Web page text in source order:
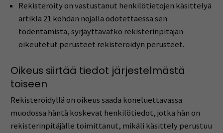
Rekisteröity on vastustanut henkilötietojen käsittelyä
artikla 21 kohdan nojalla odotettaessa sen
todentamista, syrjäyttävätkö rekisterinpitäjän
oikeutetut perusteet rekisteröidyn perusteet.
Oikeus siirtää tiedot järjestelmästä
toiseen
Rekisteröidyllä on oikeus saada koneluettavassa
muodossa häntä koskevat henkilötiedot, jotka hän on
rekisterinpitäjälle toimittanut, mikäli käsittely perustuu